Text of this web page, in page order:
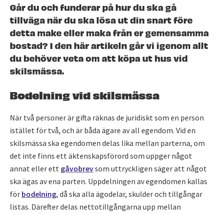
Går du och funderar på hur du ska gå
tillväga när du ska lösa ut din snart före
detta make eller maka från er gemensamma
bostad? I den här artikeln går vi igenom allt
du behöver veta om att köpa ut hus vid
skilsmässa.
Bodelning vid skilsmässa
När två personer är gifta räknas de juridiskt som en person
istället för två, och är båda ägare av all egendom. Vid en
skilsmässa ska egendomen delas lika mellan parterna, om
det inte finns ett äktenskapsförord som uppger något
annat eller ett gåvobrevsom uttryckligen säger att något
ska ägas av ena parten. Uppdelningen av egendomen kallas
för bodelning, då ska alla ägodelar, skulder och tillgångar
listas. Därefter delas nettotillgångarna upp mellan